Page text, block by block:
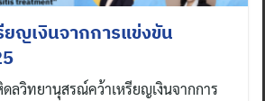
ยญเงินจากการแข่งขัน
ดลวิทยานุสรณ์คว้าเหรียญเงินจากการ